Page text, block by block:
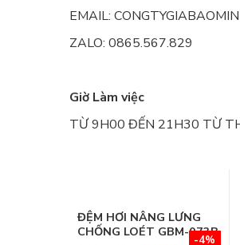
EMAIL:
ZALO: 0865.567.829
Giờ Làm việc
TỪ 9H00 ĐẾN 21H30 TỪ
-4%
ĐỆM HƠI NÂNG LƯNG
CHỐNG LOÉT GBM-073B